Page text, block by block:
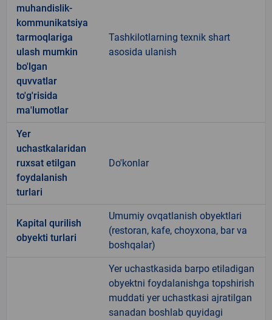
muhandislik-
kommunikatsiya
tarmoqlariga
ulash mumkin
bo'lgan
quvvatlar
to'g'risida
ma'lumotlar
Tashkilotlarning texnik shart
asosida ulanish
Yer
uchastkalaridan
ruxsat etilgan
foydalanish
turlari
Do'konlar
Kapital qurilish
obyekti turlari
Umumiy ovqatlanish obyektlari
(restoran, kafe, choyxona, bar va
boshqalar)
Yer uchastkasida barpo etiladigan
obyektni foydalanishga topshirish
muddati yer uchastkasi ajratilgan
sanadan boshlab quyidagi